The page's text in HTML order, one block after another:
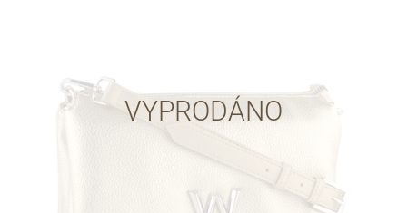
VYPRODÁNO